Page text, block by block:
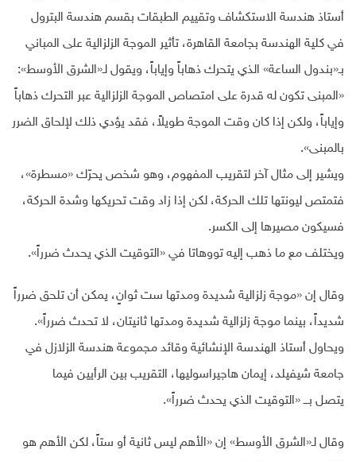
أستاذ هندسة الاستكشاف وتقييم الطبقات بقسم هندسة البترول
في كلية الهندسة بجامعة القاهرة، تأثير الموجة الزلزالية على المباني
بـ«بندول الساعة» الذي يتحرك ذهاباً وإياباً، ويقول لـ«الشرق الأوسط»:
«المبنى تكون له قدرة على امتصاص الموجة الزلزالية عبر التحرك ذهاباً
وإياباً، ولكن إذا كان وقت الموجة طويلاً، فقد يؤدي ذلك لإلحاق الضرر
بالمبنى».
ويشير إلى مثال آخر لتقريب المفهوم، وهو شخص يحرّك «مسطرة»،
فتمتص ليونتها تلك الحركة، لكن إذا زاد وقت تحريكها وشدة الحركة،
فسيكون مصيرها إلى الكسر.
ويختلف مع ما ذهب إليه تووهاتا في «التوقيت الذي يحدث ضرراً».
وقال إن «موجة زلزالية شديدة ومدتها ست ثوانٍ، يمكن أن تلحق ضرراً
شديداً، بينما موجة زلزالية شديدة ومدتها ثانيتان، لا تحدث ضرراً».
ويحاول أستاذ الهندسة الإنشائية وقائد مجموعة هندسة الزلازل في
جامعة شيفيلد، إيمان هاجيراسوليها، التقريب بين الرأيين فيما
يتصل بـــ «التوقيت الذي يحدث ضرراً».
وقال لـ«الشرق الأوسط» إن «الأهم ليس ثانية أو ستاً، لكن الأهم هو